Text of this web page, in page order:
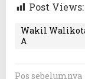
Post Views:
Wakil
A
N
Pos sebelumnya